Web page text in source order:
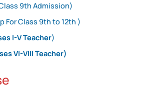
9th Admission)
For Class 9th to 12th )
I-V Teacher)
VI-VIII Teacher)